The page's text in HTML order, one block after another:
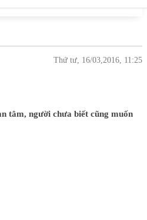
Thứ tư, 16/03,2016, 11:25
tâm, người chưa biết cũng muốn